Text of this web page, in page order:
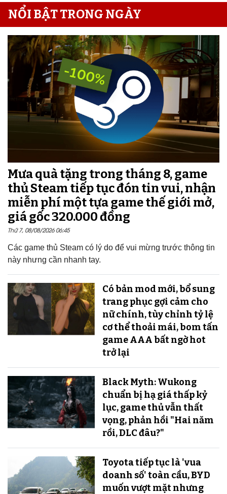
NỔI BẬT TRONG NGÀY
Mưa quà tặng trong tháng 8, game
thủ Steam tiếp tục đón tin vui, nhận
miễn phí một tựa game thế giới mở,
giá gốc 320.000 đồng
Thứ 7, 08/08/2026 06:45
Các game thủ Steam có lý do để vui mừng trước thông tin
này nhưng cần nhanh tay.
Có bản mod mới, bổ sung
trang phục gợi cảm cho
nữ chính, tùy chỉnh tỷ lệ
cơ thể thoải mái, bom tấn
game AAA bất ngờ hot
trở lại
Black Myth: Wukong
chuẩn bị hạ giá thấp kỷ
lục, game thủ vẫn thất
vọng, phản hồi "Hai năm
rồi, DLC đâu?"
Toyota tiếp tục là 'vua
doanh số' toàn cầu, BYD
muốn vượt mặt nhưng